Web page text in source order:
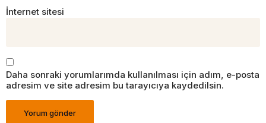
İnternet sitesi
Daha sonraki yorumlarımda kullanılması için adım, e-posta
adresim ve site adresim bu tarayıcıya kaydedilsin.